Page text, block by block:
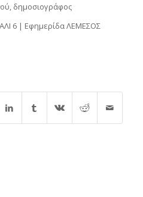
δημοσιογράφος
6 | Εφημερίδα ΛΕΜΕΣΟΣ